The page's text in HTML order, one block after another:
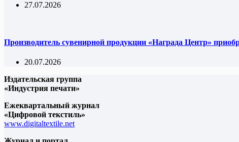
27.07.2026
Производитель сувенирной продукции «Награда Центр»
20.07.2026
Издательская группа
«Индустрия печати»
Ежеквартальный журнал
«Цифровой текстиль»
www.digitaltextile.net